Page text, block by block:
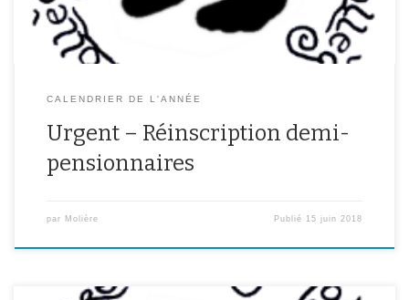
CALENDRIER DE L'ANNÉE
Urgent – Réinscription demi-
pensionnaires
par Molière Publié 15 juin 2018